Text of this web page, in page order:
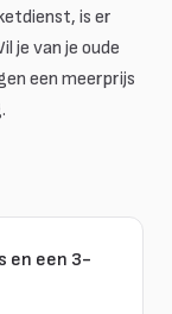
is er
je van je oude
een meerprijs
en een 3-